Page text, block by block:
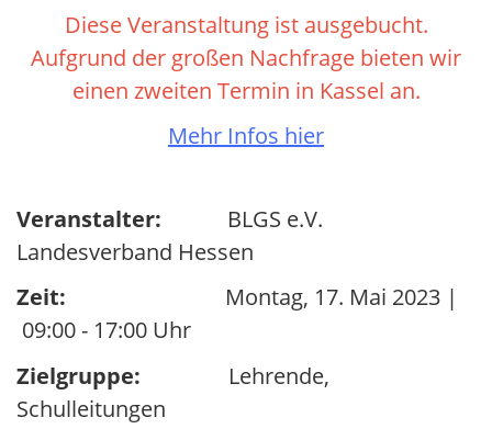
Diese Veranstaltung ist ausgebucht.
Aufgrund der großen Nachfrage bieten wir
einen zweiten Termin in Kassel an.
Mehr Infos hier
Veranstalter: BLGS e.V.
Landesverband Hessen
Zeit:
Montag, 17. Mai 2023 |
09:00 - 17:00 Uhr
Zielgruppe:
Lehrende,
Schulleitungen